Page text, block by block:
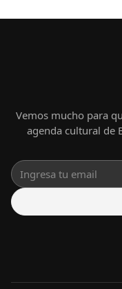
Vemos mucho para
agenda cultural de